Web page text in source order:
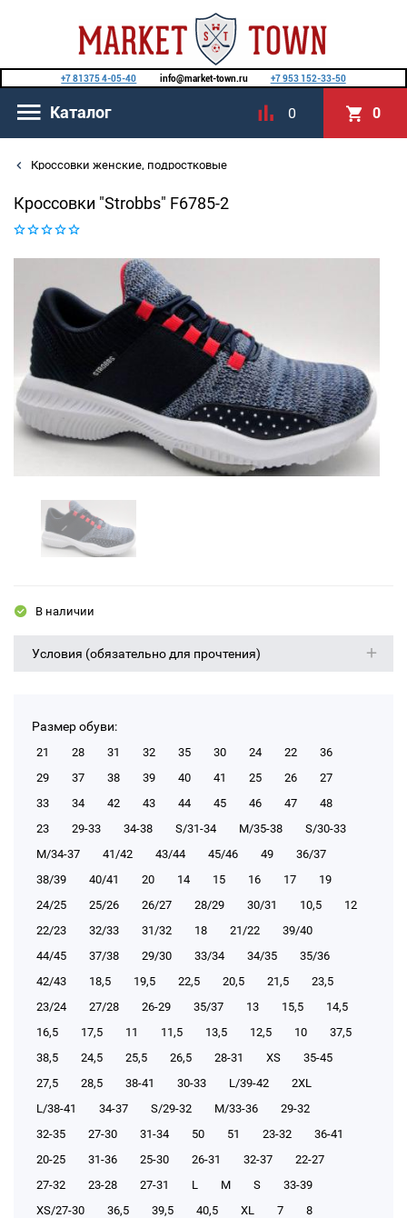
+7 81375 4-05-40 info@market-town.ru +7 953 152-33-50
Каталог 0 0
Кроссовки женские, подростковые
Кроссовки "Strobbs" F6785-2
В наличии
Условия (обязательно для прочтения)
Размер обуви:
21 28 31 32 35 30 24 22
36
29
37 38 39 40 41 25 26
27
33
34 42 43 44 45 46 47
48
23
29-33 34-38 S/31-34 М/35-38
S/30-33
М/34-37
41/42 43/44 45/46 49
36/37
38/39
40/41 20 14 15 16 17
19
24/25
25/26 26/27 28/29 30/31 10,5
12
22/23
32/33 31/32 18 21/22
39/40
44/45
37/38 29/30 33/34 34/35
35/36
42/43
18,5 19,5 22,5 20,5 21,5
23,5
23/24
27/28 26-29 35/37 13 15,5
14,5
16,5
17,5 11 11,5 13,5 12,5 10
37,5
38,5
24,5 25,5 26,5 28-31 XS
35-45
27,5
28,5 38-41 30-33 L/39-42
2XL
L/38-41
34-37 S/29-32 М/33-36
29-32
32-35
27-30 31-34 50 51 23-32
36-41
20-25
31-36 25-30 26-31 32-37
22-27
27-32
23-28 27-31 L M S
33-39
XS/27-30
36,5 39,5 40,5 XL 7
8